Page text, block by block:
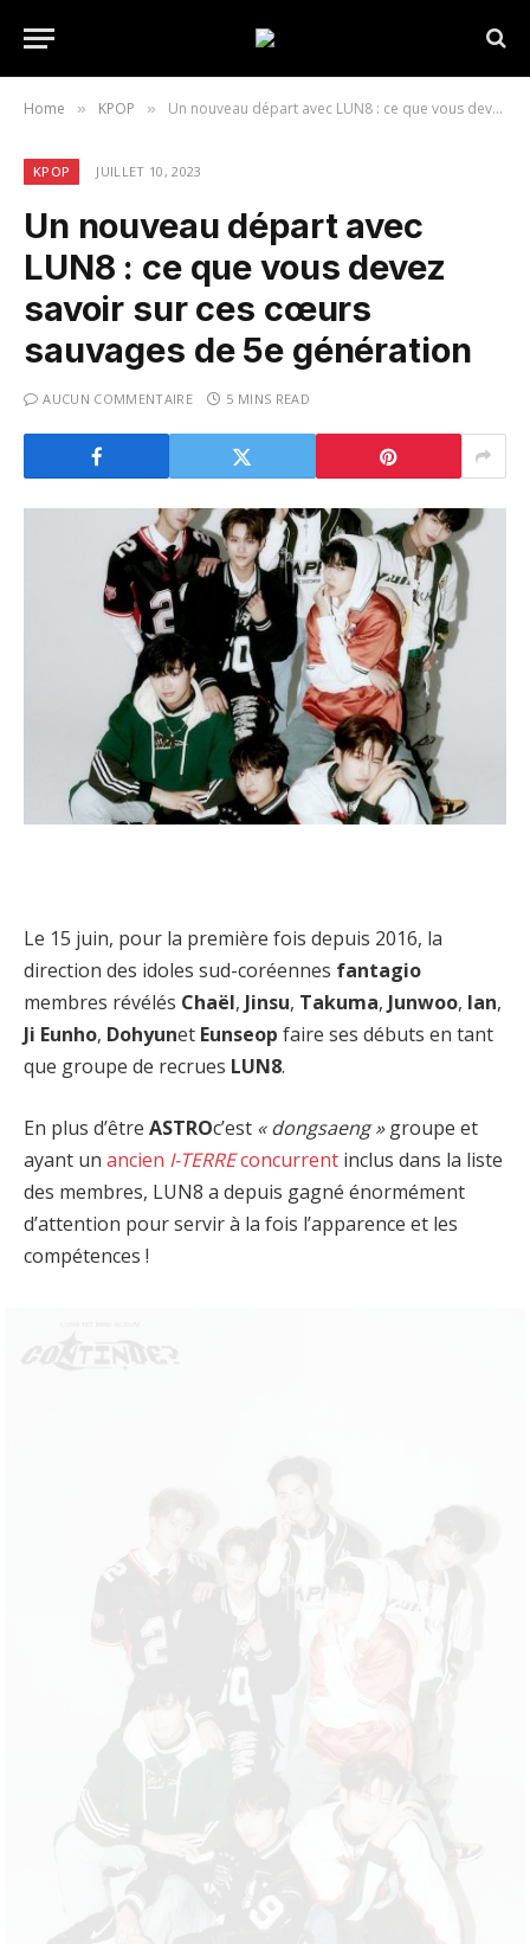
Home » KPOP » Un nouveau départ avec LUN8 : ce que vous devez savoir sur ces cœurs sauvages de 5e génération
KPOP JUILLET 10, 2023
Un nouveau départ avec
LUN8 : ce que vous devez
savoir sur ces cœurs
sauvages de 5e génération
AUCUN COMMENTAIRE 5 MINS READ
Le 15 juin, pour la première fois depuis 2016, la
direction des idoles sud-coréennes fantagio
membres révélés Chaël, Jinsu, Takuma, Junwoo, Ian,
Ji Eunho, Dohyunet Eunseop faire ses débuts en tant
que groupe de recrues LUN8.
En plus d’être ASTROc’est « dongsaeng »groupe et
ayant un ancien I-TERREconcurrent inclus dans la liste
des membres, LUN8 a depuis gagné énormément
d’attention pour servir à la fois l’apparence et les
compétences !